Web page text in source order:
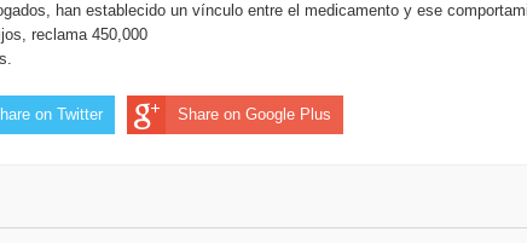
certificación ISO 37001 y se convierte en la primera
transforma la emisión de pólizas con Inteligencia
han establecido un vínculo entre el medicamento y ese
reclama 450,000
on Twitter Share on Google Plus